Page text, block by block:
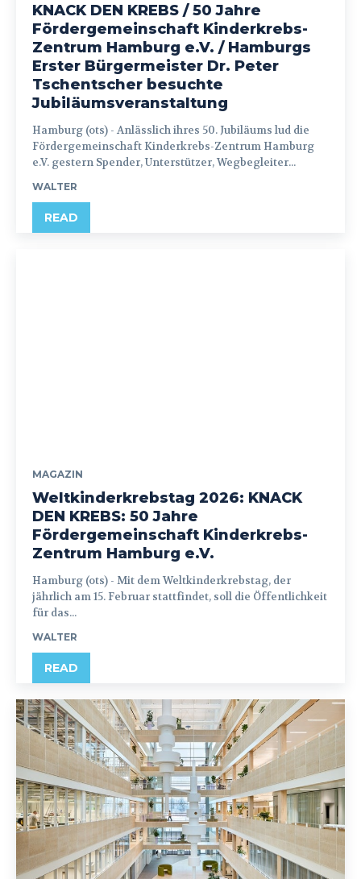
KNACK DEN KREBS / 50 Jahre
Fördergemeinschaft Kinderkrebs-
Zentrum Hamburg e.V. / Hamburgs
Erster Bürgermeister Dr. Peter
Tschentscher besuchte
Jubiläumsveranstaltung
Hamburg (ots) - Anlässlich ihres 50. Jubiläums lud die
Fördergemeinschaft Kinderkrebs-Zentrum Hamburg
e.V. gestern Spender, Unterstützer, Wegbegleiter...
WALTER
READ
MAGAZIN
Weltkinderkrebstag 2026: KNACK
DEN KREBS: 50 Jahre
Fördergemeinschaft Kinderkrebs-
Zentrum Hamburg e.V.
Hamburg (ots) - Mit dem Weltkinderkrebstag, der
jährlich am 15. Februar stattfindet, soll die Öffentlichkeit
für das...
WALTER
READ